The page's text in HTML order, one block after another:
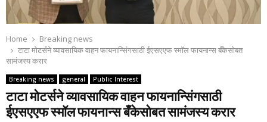
Home
Breaking news
टाटा मोटर्सने व्‍यावसायिक वाहन फायनान्सिंगसाठी ईएसएएफ स्‍मॉल फायनान्‍स बँकेसोबत
सामंजस्‍य करार
Breaking news general Public Interest
टाटा मोटर्सने व्‍यावसायिक वाहन फायनान्सिंगसाठी
ईएसएएफ स्‍मॉल फायनान्‍स बँकेसोबत सामंजस्‍य करार